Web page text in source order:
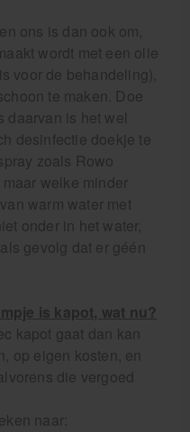
ons is dan ook om,
wordt met een olie
voor de behandeling),
te maken. Doe
daarvan is het wel
desinfectie doekje te
zoals Rowo
welke minder
warm water met
onder in het water,
gevolg dat er géén
is kapot, wat nu?
kapot gaat dan kan
op eigen kosten, en
die vergoed
naar: